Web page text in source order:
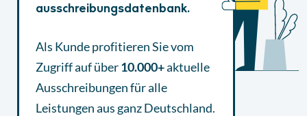
ausschreibungsdatenbank.
Als Kunde profitieren Sie vom
Zugriff auf über10.000+aktuelle
Ausschreibungenfür alle
Leistungen aus ganz Deutschland.